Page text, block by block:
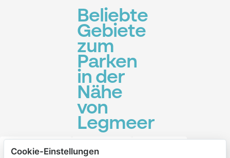
Beliebte
Gebiete
zum
Parken
in der
Nähe
von
Legmeer
Middenhoven Bovenkerk
Cookie-Einstellungen